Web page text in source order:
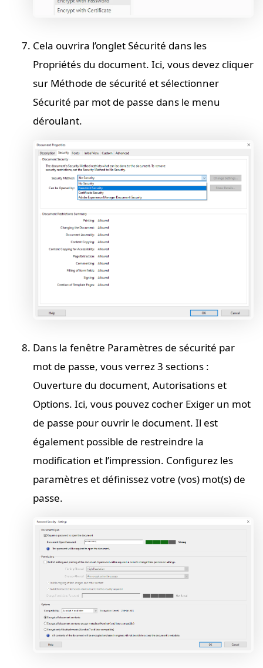
Cela ouvrira l’onglet Sécurité dans les
Propriétés du document. Ici, vous devez cliquer
sur Méthode de sécurité et sélectionner
Sécurité par mot de passe dans le menu
déroulant.
Dans la fenêtre Paramètres de sécurité par
mot de passe, vous verrez 3 sections :
Ouverture du document, Autorisations et
Options. Ici, vous pouvez cocher Exiger un mot
de passe pour ouvrir le document. Il est
également possible de restreindre la
modification et l’impression. Configurez les
paramètres et définissez votre (vos) mot(s) de
passe.